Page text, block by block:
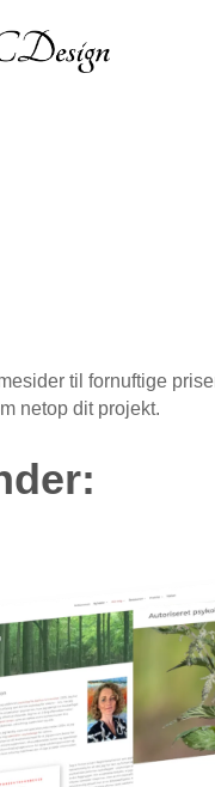
til fornuftige
netop dit projekt.